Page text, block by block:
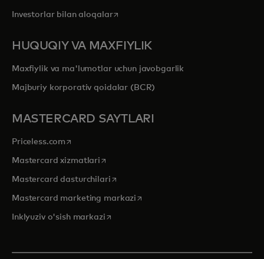
Investorlar bilan aloqalaropens in a new tab
HUQUQIY VA MAXFIYLIK
Maxfiylik va ma'lumotlar uchun javobgarlik
Majburiy korporativ qoidalar (BCR)
MASTERCARD SAYTLARI
Priceless.com opens in a new tab
Mastercard xizmatlari opens in a new tab
Mastercard dasturchilariopens in a new tab
Mastercard marketing markazi opens in a new tab
Inklyuziv o'sish markaziopens in a new tab